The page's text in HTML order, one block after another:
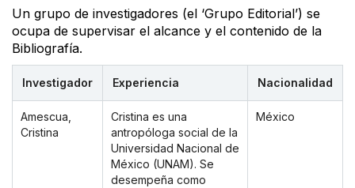
Un grupo de investigadores (el ‘Grupo Editorial’) se
ocupa de supervisar el alcance y el contenido de la
Bibliografía.
Investigador Experiencia Nacionalidad
Amescua,
Cristina
Cristina es una
antropóloga social de la
Universidad Nacional de
México (UNAM). Se
desempeña como
México